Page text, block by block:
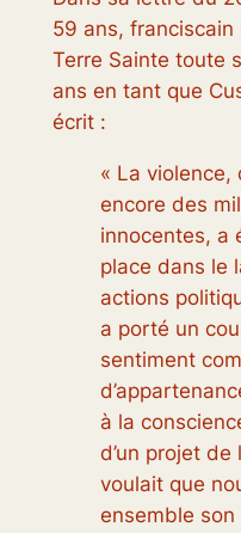
59 ans,
Terre Sainte toute
ans en tant que
écrit :
« La
encore des
innocentes, a
place dans le
actions
a porté un
sentiment
à la
d’un projet
voulait que
ensemble